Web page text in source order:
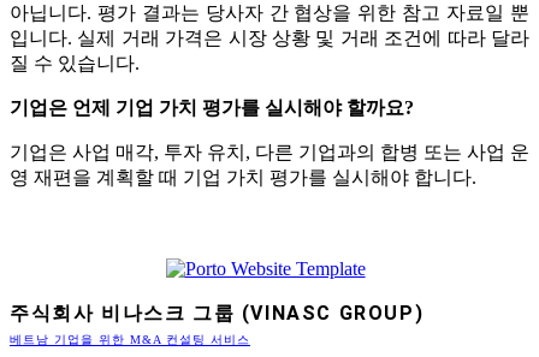
아닙니다. 평가 결과는 당사자 간 협상을 위한 참고 자료일 뿐
입니다. 실제 거래 가격은 시장 상황 및 거래 조건에 따라 달라
질 수 있습니다.
기업은 언제 기업 가치 평가를 실시해야 할까요?
기업은 사업 매각, 투자 유치, 다른 기업과의 합병 또는 사업 운
영 재편을 계획할 때 기업 가치 평가를 실시해야 합니다.
주식회사 비나스크 그룹 (VINASC GROUP)
베트남 기업을 위한 M&A 컨설팅 서비스